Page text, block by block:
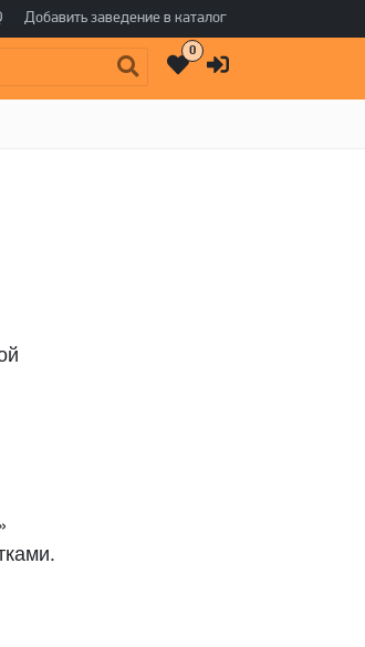
Добавить заведение в каталог
0